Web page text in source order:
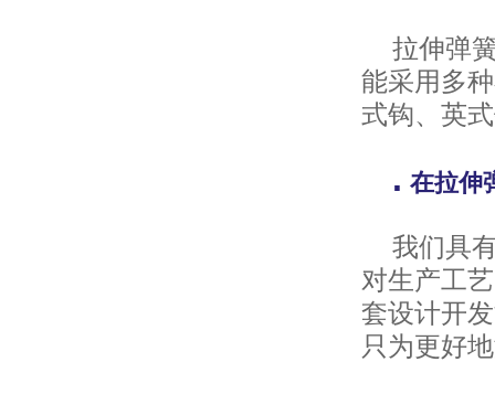
拉伸弹
能采用多
式钩、英
. 在拉伸
我们具
对生产工
套设计开
只为更好